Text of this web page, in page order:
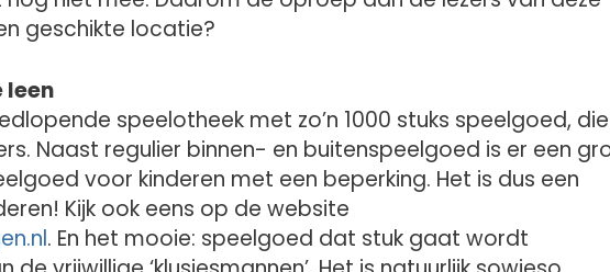
geschikte locatie?
leen
speelotheek met zo’n 1000 stuks speelgoed, die
Naast regulier binnen- en buitenspeelgoed is er een
voor kinderen met een beperking. Het is dus een
Kijk ook eens op de website
. En het mooie: speelgoed dat stuk gaat wordt